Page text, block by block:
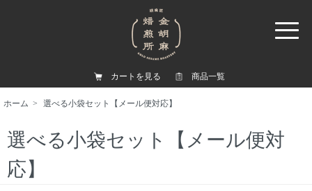
カートを見る 商品一覧
ホーム > 選べる小袋セット【メール便対応】
選べる小袋セット【メール便対
応】